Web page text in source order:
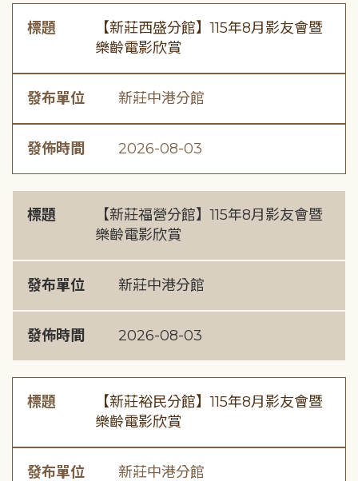
標題
【新莊西盛分館】115年8月影友會暨
樂齡電影欣賞
發布單位 新莊中港分館
發佈時間 2026-08-03
標題
【新莊福營分館】115年8月影友會暨
樂齡電影欣賞
發布單位 新莊中港分館
發佈時間 2026-08-03
標題
【新莊裕民分館】115年8月影友會暨
樂齡電影欣賞
發布單位 新莊中港分館